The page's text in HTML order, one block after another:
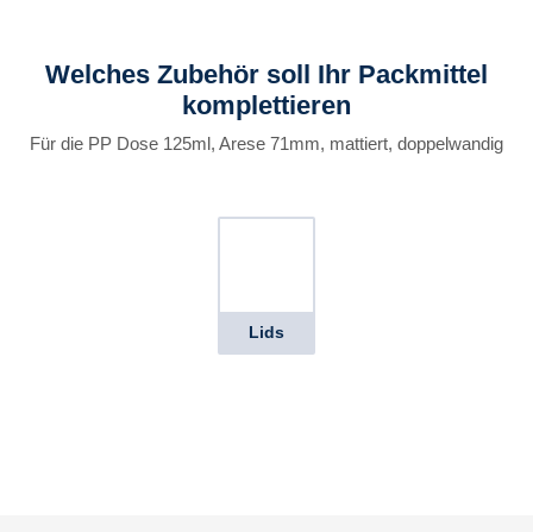
Welches Zubehör soll Ihr Packmittel
komplettieren
Für die PP Dose 125ml, Arese 71mm, mattiert, doppelwandig
Lids